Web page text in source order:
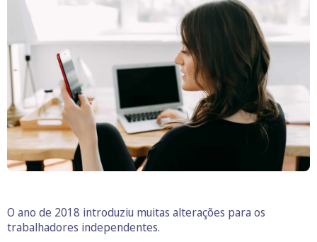
O ano de 2018 introduziu muitas alterações para os
trabalhadores independentes.